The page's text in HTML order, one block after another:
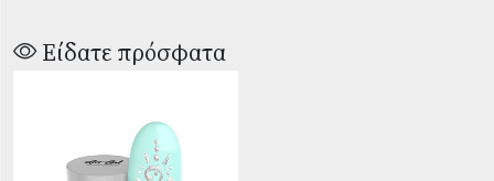
Είδατε πρόσφατα